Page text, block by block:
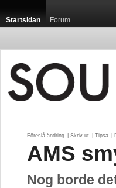
Startsidan Forum
Föreslå ändring Skriv ut Tipsa
AMS
Nog borde